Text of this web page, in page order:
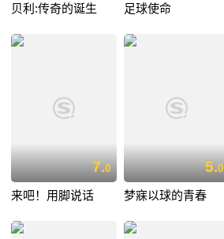
贝利:传奇的诞生 足球使命
7.0
来吧！用脚说话
5.0
梦寐以球的青春